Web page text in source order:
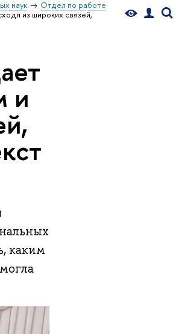
наук
Отдел по работе
из широких связей,
и
каким